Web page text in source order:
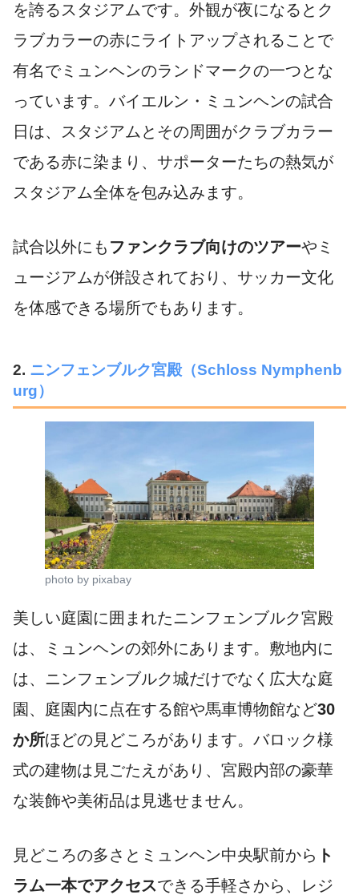
を誇るスタジアムです。外観が夜になるとク
ラブカラーの赤にライトアップされることで
有名でミュンヘンのランドマークの一つとな
っています。バイエルン・ミュンヘンの試合
日は、スタジアムとその周囲がクラブカラー
である赤に染まり、サポーターたちの熱気が
スタジアム全体を包み込みます。
試合以外にも ファンクラブ向けのツアーやミ
ュージアムが併設されており、サッカー文化
を体感できる場所でもあります。
2. ニンフェンブルク宮殿（Schloss Nymphenb
urg）
photo by pixabay
美しい庭園に囲まれたニンフェンブルク宮殿
は、ミュンヘンの郊外にあります。敷地内に
は、ニンフェンブルク城だけでなく広大な庭
園、庭園内に点在する館や馬車博物館など30
か所ほどの見どころがあります。バロック様
式の建物は見ごたえがあり、宮殿内部の豪華
な装飾や美術品は見逃せません。
見どころの多さとミュンヘン中央駅前から ト
ラム一本でアクセスできる手軽さから、レジ